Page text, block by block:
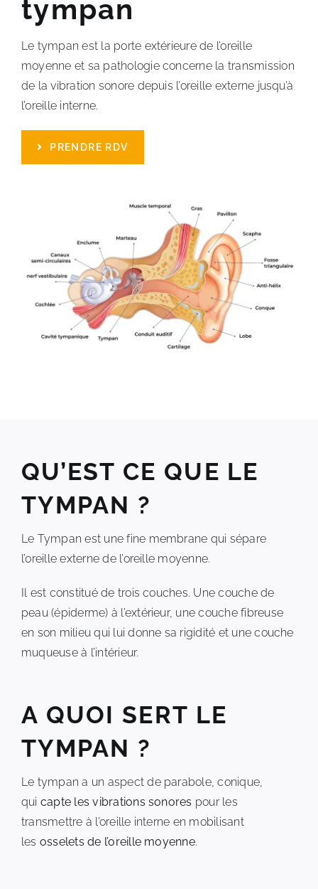
Chirurgie dermatologique
ORL
tympan
Le tympan est la porte extérieure de l’oreille
moyenne et sa pathologie concerne la transmission
de la vibration sonore depuis l’oreille externe jusqu’à
l’oreille interne.
PRENDRE RDV
QU’EST CE QUE LE
TYMPAN ?
Le Tympan est une fine membrane qui sépare
l’oreille externe de l’oreille moyenne.
Il est constitué de trois couches. Une couche de
peau (épiderme) à l’extérieur, une couche fibreuse
en son milieu qui lui donne sa rigidité et une couche
muqueuse à l’intérieur.
A QUOI SERT LE
TYMPAN ?
Le tympan a un aspect de parabole, conique,
qui capte les vibrations sonores pour les
transmettre à l’oreille interne en mobilisant
les osselets de l’oreille moyenne.